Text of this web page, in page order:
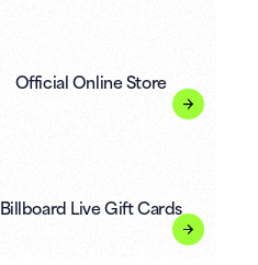
Official Online Store
Billboard Live Gift Cards